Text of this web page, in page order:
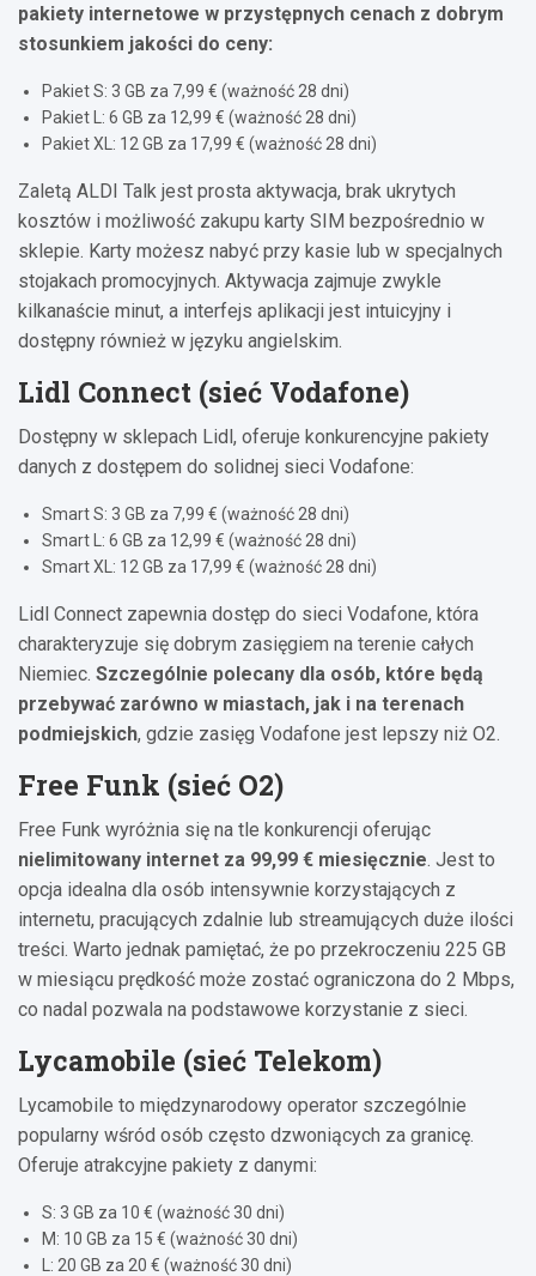
pakiety internetowe w przystępnych cenach z dobrym
stosunkiem jakości do ceny:
Pakiet S: 3 GB za 7,99 € (ważność 28 dni)
Pakiet L: 6 GB za 12,99 € (ważność 28 dni)
Pakiet XL: 12 GB za 17,99 € (ważność 28 dni)
Zaletą ALDI Talk jest prosta aktywacja, brak ukrytych
kosztów i możliwość zakupu karty SIM bezpośrednio w
sklepie. Karty możesz nabyć przy kasie lub w specjalnych
stojakach promocyjnych. Aktywacja zajmuje zwykle
kilkanaście minut, a interfejs aplikacji jest intuicyjny i
dostępny również w języku angielskim.
Lidl Connect (sieć Vodafone)
Dostępny w sklepach Lidl, oferuje konkurencyjne pakiety
danych z dostępem do solidnej sieci Vodafone:
Smart S: 3 GB za 7,99 € (ważność 28 dni)
Smart L: 6 GB za 12,99 € (ważność 28 dni)
Smart XL: 12 GB za 17,99 € (ważność 28 dni)
Lidl Connect zapewnia dostęp do sieci Vodafone, która
charakteryzuje się dobrym zasięgiem na terenie całych
Niemiec. Szczególnie polecany dla osób, które będą
przebywać zarówno w miastach, jak i na terenach
podmiejskich, gdzie zasięg Vodafone jest lepszy niż O2.
Free Funk (sieć O2)
Free Funk wyróżnia się na tle konkurencji oferując
nielimitowany internet za 99,99 € miesięcznie. Jest to
opcja idealna dla osób intensywnie korzystających z
internetu, pracujących zdalnie lub streamujących duże ilości
treści. Warto jednak pamiętać, że po przekroczeniu 225 GB
w miesiącu prędkość może zostać ograniczona do 2 Mbps,
co nadal pozwala na podstawowe korzystanie z sieci.
Lycamobile (sieć Telekom)
Lycamobile to międzynarodowy operator szczególnie
popularny wśród osób często dzwoniących za granicę.
Oferuje atrakcyjne pakiety z danymi:
S: 3 GB za 10 € (ważność 30 dni)
M: 10 GB za 15 € (ważność 30 dni)
L: 20 GB za 20 € (ważność 30 dni)